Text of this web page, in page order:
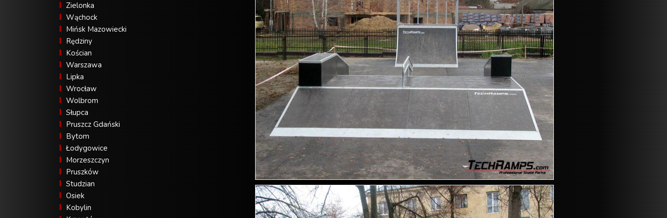
Zielonka
Wąchock
Mińsk Mazowiecki
Rędziny
Kościan
Warszawa
Lipka
Wrocław
Wolbrom
Słupca
Pruszcz Gdański
Bytom
Łodygowice
Morzeszczyn
Pruszków
Studzian
Osiek
Kobylin